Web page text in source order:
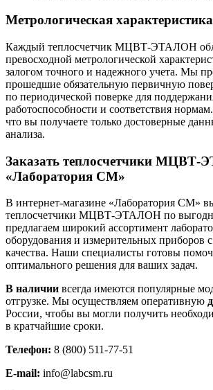
Метрологическая
Каждый теплосчетчик МЦВТ-ЭТАЛОН
превосходной метрологической
залогом точного и надежного учета. Мы
прошедшие обязательную первичную
по периодической поверке для
работоспособности и соответствия
что вы получаете только достоверные
анализа.
Заказать теплосчетчики
«Лаборатория СМ»
В интернет-магазине «Лаборатория СМ»
теплосчетчики МЦВТ-ЭТАЛОН по
предлагаем широкий ассортимент
оборудования и измерительных приборов
качества. Наши специалисты готовы
оптимального решения для ваших задач.
В наличии всегда имеются популярные
отгрузке. Мы осуществляем оперативную
России, чтобы вы могли получить
в кратчайшие сроки.
Телефон: 8 (800) 511-77-51
E-mail: info@labcsm.ru